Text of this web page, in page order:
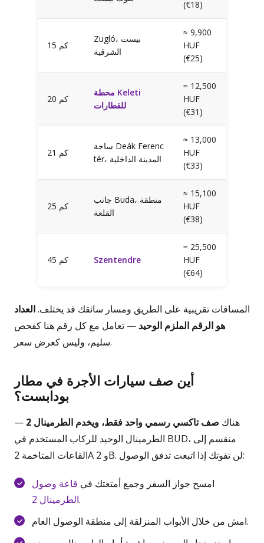
(€18)
15 كم
Zugló، بيست
الشرقية
≈ 9,900
HUF
(€25)
20 كم
محطة Keleti
للقطارات
≈ 12,500
HUF
(€31)
21 كم
ساحة Deák Ferenc
tér، المدينة الداخلية
≈ 13,000
HUF
(€33)
25 كم
جانب Buda، منطقة
القلعة
≈ 15,100
HUF
(€38)
45 كم Szentendre
≈ 25,500
HUF
(€64)
المسافات تقريبية على الطريق ومسار سائقك قد يختلف.العداد
هو الرقم الملزم الوحيد — تعامل مع كل رقم هنا كفحص
سليم، وليس كعرض سعر.
أين صف سيارات الأجرة في مطار
بودابست؟
هناك صف تاكسي رسمي واحد فقط، ويخدم الطرمينال 2
—
الطرمينال الوحيد للركاب المستخدم في BUD، منقسم إلى
القاعات المتاخمة 2A و 2B. لن تفوتك إذا اتبعت تدفق الوصول:
امسح جواز السفر وجمع أمتعتك في قاعة وصول
الطرمينال 2.
امش من خلال الأبواب المنزلقة إلى منطقة الوصول العام.